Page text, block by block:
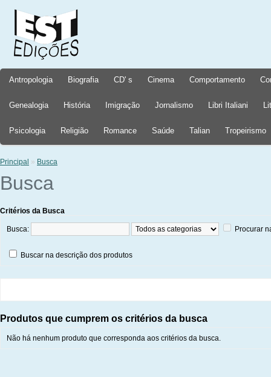
Antropologia Biografia CD' s Cinema Comportamento
Genealogia História Imigração Jornalismo Libri Italiani
Psicologia Religião Romance Saúde Talian Tropeirismo
Principal » Busca
Busca
Critérios da Busca
Busca: Procurar
Buscar na descrição dos produtos
Produtos que cumprem os critérios da busca
Não há nenhum produto que corresponda aos critérios da busca.